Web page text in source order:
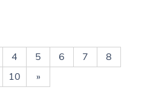
4 5 6 7
8
10 »